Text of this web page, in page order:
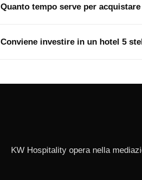
Quanto tempo serve per
Conviene investire in un hotel 5
KW Hospitality opera nella